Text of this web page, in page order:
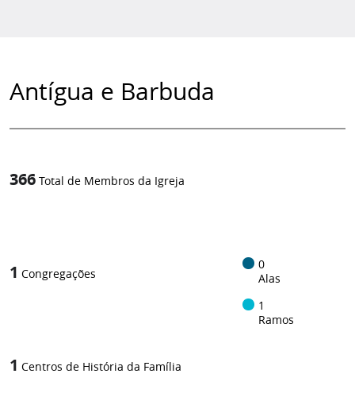
Antígua e Barbuda
366 Total de Membros da Igreja
1 Congregações
0
Alas
1
Ramos
1 Centros de História da Família